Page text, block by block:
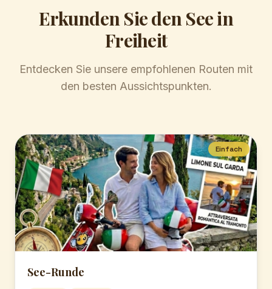
Erkunden Sie den See in
Freiheit
Entdecken Sie unsere empfohlenen Routen mit
den besten Aussichtspunkten.
Einfach
See-Runde